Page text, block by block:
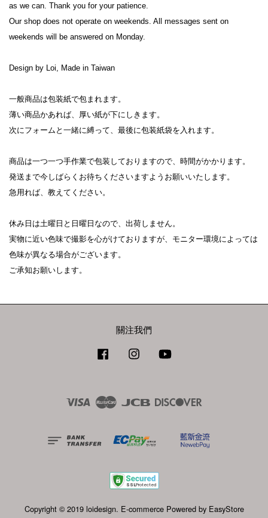
as we can. Thank you for your patience.
Our shop does not operate on weekends. All messages sent on
weekends will be answered on Monday.
Design by Loi, Made in Taiwan
一般商品は包装紙で包まれます。
薄い商品かあれば、厚い紙が下にしきます。
次にフォームと一緒に縛って、最後に包装紙袋を入れます。
商品は一つ一つ手作業で包装しておりますので、時間がかかります。
発送まで今しばらくお待ちくださいますようお願いいたします。
急用れば、教えてください。
休み日は土曜日と日曜日なので、出荷しません。
実物に近い色味で撮影を心がけておりますが、モニター環境によっては
色味が異なる場合がございます。
ご承知お願いします。
關注我們
Facebook Instagram
Visa Master JCB
Copyright © 2019 loidesign. E-commerce Powered by EasyStore